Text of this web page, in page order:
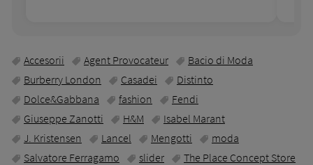
Accesorii Agent Provocateur
Bacio di Moda
Burberry London
Casadei
Distinto
Dolce&Gabbana
fashion
Fendi
Giuseppe Zanotti
H&M
Isabel Marant
J. Kristensen
Lancel Mengotti
moda
Salvatore Ferragamo
slider
The Place Concept Store